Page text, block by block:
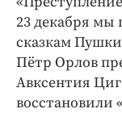
23 декабря мы
сказкам
Пётр Орлов
Авксентия
восстановили